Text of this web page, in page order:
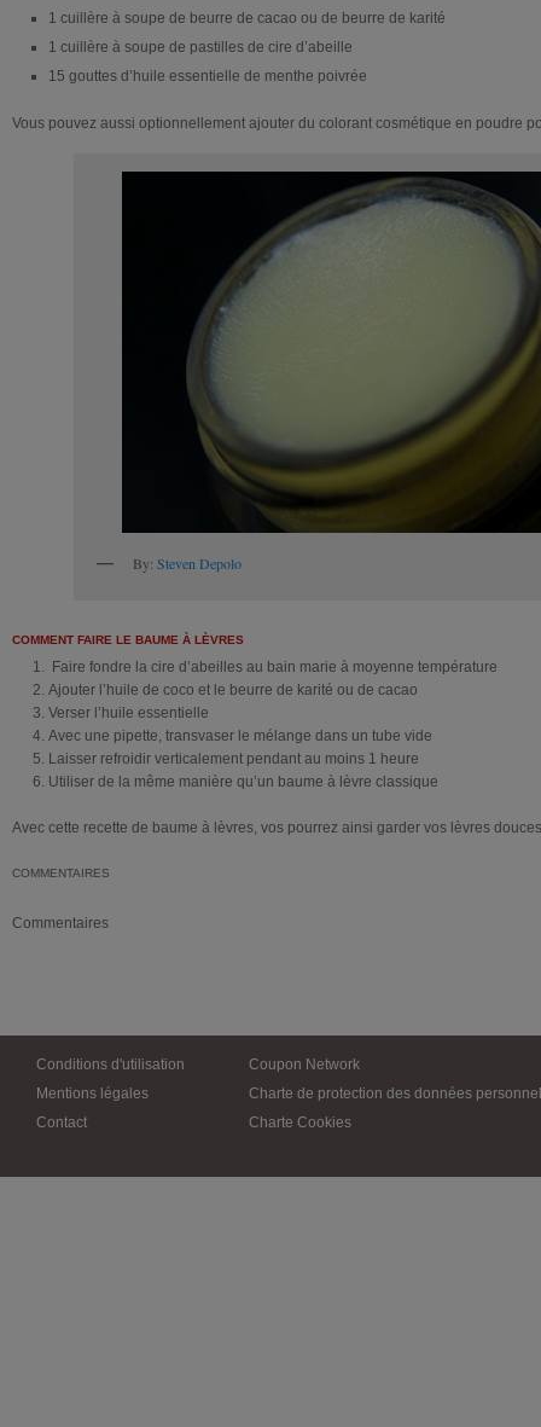
1 cuillère à soupe de beurre de cacao ou de beurre de karité
1 cuillère à soupe de pastilles de cire d’abeille
15 gouttes d’huile essentielle de menthe poivrée
Vous pouvez aussi optionnellement ajouter du colorant cosmétique en poudre
By: Steven Depolo
COMMENT FAIRE LE BAUME À LÈVRES
Faire fondre la cire d’abeilles au bain marie à moyenne température
Ajouter l’huile de coco et le beurre de karité ou de cacao
Verser l’huile essentielle
Avec une pipette, transvaser le mélange dans un tube vide
Laisser refroidir verticalement pendant au moins 1 heure
Utiliser de la même manière qu’un baume à lèvre classique
Avec cette recette de baume à lèvres, vos pourrez ainsi garder vos lèvres
COMMENTAIRES
Commentaires
Conditions d'utilisation
Mentions légales
Contact
Coupon Network
Charte de protection des données
Charte Cookies